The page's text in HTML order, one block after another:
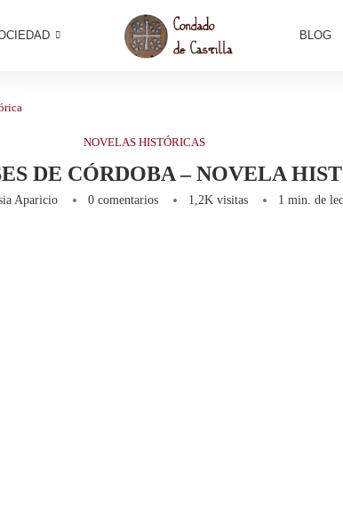
BLOG
NOVELAS HISTÓRICAS
DE CÓRDOBA – NOVELA
Aparicio 0 comentarios 1,2Kvisitas 1 min. de